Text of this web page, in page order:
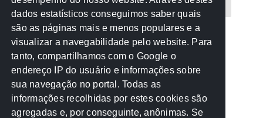
CREA-MT Eventos MPC-MT MPE-MT
MPF Notícias PF PGE-MT PGR
Receita Federal Sem categoria
TCE-MT TCU TRE
dados estatísticos conseguimos saber quais
são as páginas mais e menos populares e a
visualizar a navegabilidade pelo website. Para
tanto, compartilhamos com o Google o
endereço IP do usuário e informações sobre
sua navegação no portal. Todas as
informações recolhidas por estes cookies são
agregadas e, por conseguinte, anônimas. Se